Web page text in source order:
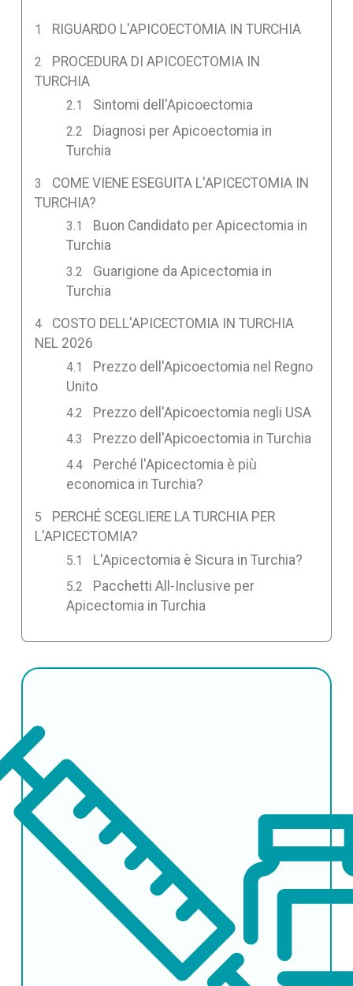
RIGUARDO L'APICOECTOMIA IN TURCHIA
PROCEDURA DI APICOECTOMIA IN
TURCHIA
Sintomi dell'Apicoectomia
Diagnosi per Apicoectomia in
Turchia
COME VIENE ESEGUITA L'APICECTOMIA IN
TURCHIA?
Buon Candidato per Apicectomia in
Turchia
Guarigione da Apicectomia in
Turchia
COSTO DELL'APICECTOMIA IN TURCHIA
NEL 2026
Prezzo dell'Apicoectomia nel Regno
Unito
Prezzo dell'Apicoectomia negli USA
Prezzo dell'Apicoectomia in Turchia
Perché l'Apicectomia è più
economica in Turchia?
PERCHÉ SCEGLIERE LA TURCHIA PER
L'APICECTOMIA?
L'Apicectomia è Sicura in Turchia?
Pacchetti All-Inclusive per
Apicectomia in Turchia